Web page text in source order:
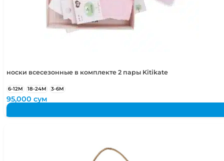
носки всесезонные в комплекте 2 пары Kitikate
6-12М 18-24М 3-6М
95,000сум